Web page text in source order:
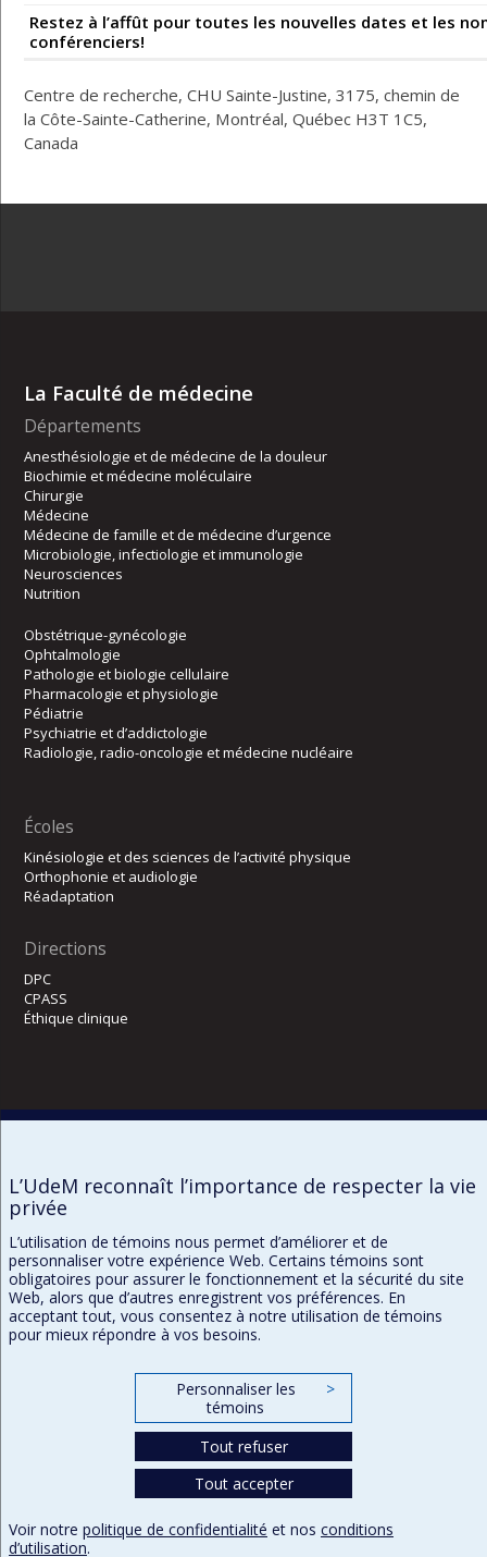
Restez à l’affût pour toutes les nouvelles dates et les
conférenciers!
Centre de recherche, CHU Sainte-Justine, 3175, chemin de
la Côte-Sainte-Catherine, Montréal, Québec H3T 1C5,
Canada
La Faculté de médecine
Départements
Anesthésiologie et de médecine de la douleur
Biochimie et médecine moléculaire
Chirurgie
Médecine
Médecine de famille et de médecine d’urgence
Microbiologie, infectiologie et immunologie
Neurosciences
Nutrition
Obstétrique-gynécologie
Ophtalmologie
Pathologie et biologie cellulaire
Pharmacologie et physiologie
Pédiatrie
Psychiatrie et d’addictologie
Radiologie, radio-oncologie et médecine nucléaire
Écoles
Kinésiologie et des sciences de l’activité physique
Orthophonie et audiologie
Réadaptation
Directions
DPC
CPASS
Éthique clinique
L’UdeM reconnaît l’importance de respecter la vie
privée
L’utilisation de témoins nous permet d’améliorer et de
personnaliser votre expérience Web. Certains témoins sont
obligatoires pour assurer le fonctionnement et la sécurité du site
Web, alors que d’autres enregistrent vos préférences. En
acceptant tout, vous consentez à notre utilisation de témoins
pour mieux répondre à vos besoins.
Personnaliser les
témoins
>
Tout refuser
Tout accepter
Voir notre politique de confidentialité et nos conditions
d’utilisation.